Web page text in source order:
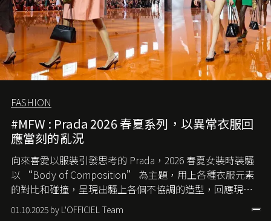
FASHION
#MFW : Prada 2026 春夏系列，以異常衣服回
應當刻的亂況
向來喜愛以服裝引發思考的 Prada，2026 春夏女裝時裝騷
以 “Body of Composition” 為主題，用上各種衣服元素
的對比和碰撞，呈現出騷上各個不協調的造型，回應現今
社會各種資訊、文化超載的現象。
01.10.2025 by L'OFFICIEL Team